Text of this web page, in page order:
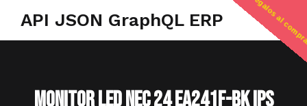
API JSON GraphQL ERP
MONITOR LED NEC 24 EA241F-BK IPS
regalos al